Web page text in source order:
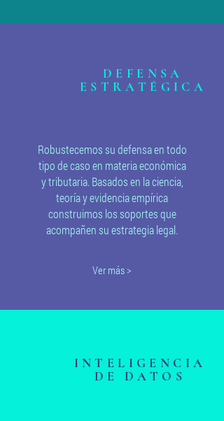
DEFENSA
ESTRATÉGICA
Robustecemos su defensa en todo
tipo de caso en materia económica
y tributaria. Basados en la ciencia,
teoría y evidencia empírica
construimos los soportes que
acompañen su estrategia legal.
Ver más >
INTELIGENCIA
DE DATOS